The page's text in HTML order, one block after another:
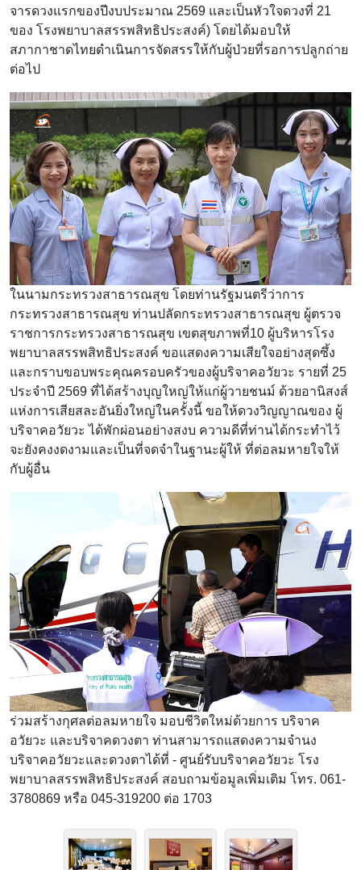
จารดวงแรกของปีงบประมาณ 2569 และเป็นหัวใจดวงที่ 21
ของ โรงพยาบาลสรรพสิทธิประสงค์) โดยได้มอบให้
สภากาชาดไทยดำเนินการจัดสรรให้กับผู้ป่วยที่รอการปลูกถ่าย
ต่อไป
ในนามกระทรวงสาธารณสุข โดยท่านรัฐมนตรีว่าการ
กระทรวงสาธารณสุข ท่านปลัดกระทรวงสาธารณสุข ผู้ตรวจ
ราชการกระทรวงสาธารณสุข เขตสุขภาพที่10 ผู้บริหารโรง
พยาบาลสรรพสิทธิประสงค์ ขอแสดงความเสียใจอย่างสุดซึ้ง
และกราบขอบพระคุณครอบครัวของผู้บริจาคอวัยวะ รายที่ 25
ประจำปี 2569 ที่ได้สร้างบุญใหญ่ให้แก่ผู้วายชนม์ ด้วยอานิสงส์
แห่งการเสียสละอันยิ่งใหญ่ในครั้งนี้ ขอให้ดวงวิญญาณของ ผู้
บริจาคอวัยวะ ได้พักผ่อนอย่างสงบ ความดีที่ท่านได้กระทำไว้
จะยังคงงดงามและเป็นที่จดจำในฐานะผู้ให้ ที่ต่อลมหายใจให้
กับผู้อื่น
ร่วมสร้างกุศลต่อลมหายใจ มอบชีวิตใหม่ด้วยการ บริจาค
อวัยวะ และบริจาคดวงตา ท่านสามารถแสดงความจำนง
บริจาคอวัยวะและดวงตาได้ที่ - ศูนย์รับบริจาคอวัยวะ โรง
พยาบาลสรรพสิทธิประสงค์ สอบถามข้อมูลเพิ่มเติม โทร. 061-
3780869 หรือ 045-319200 ต่อ 1703